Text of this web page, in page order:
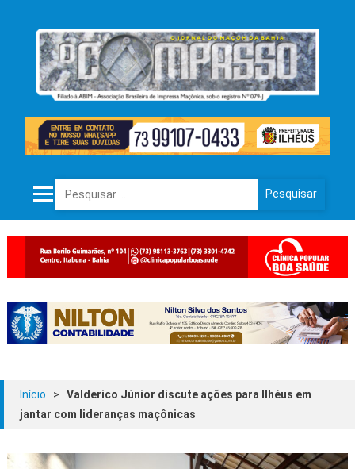
Pesquisar por:
Início >
Valderico Júnior discute ações para Ilhéus em
jantar com lideranças maçônicas